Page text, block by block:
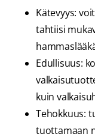
Kätevyys:
tahtiisi
Edullisuus:
kuin
Tehokkuus:
tuottamaan